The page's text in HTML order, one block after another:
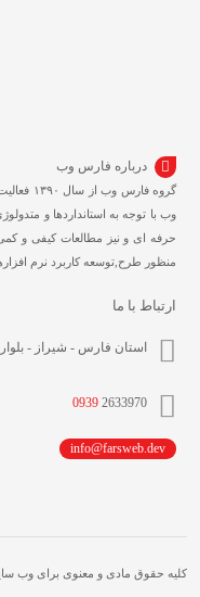
درباره فارس وب
گروه
وب با توجه به استانداردها و
حرفه ای و نیز مطالعات کیفی و
منظور طرح,توسعه کاربرد نرم
ارتباط با ما
استان فارس - شیراز -
0939 2633970
info@farsweb.dev
کلیه حقوق مادی و معنوی برای وب